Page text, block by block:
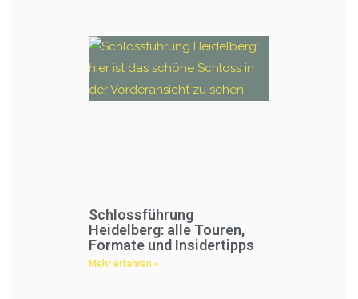
Schlossführung
Heidelberg: alle Touren,
Formate und Insidertipps
Mehr erfahren »